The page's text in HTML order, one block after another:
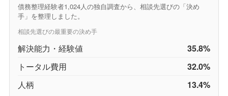
債務整理経験者1,024人の独自調査から、相談先選びの「決め
手」を整理しました。
相談先選びの最重要の決め手
解決能力・経験値 35.8%
トータル費用 32.0%
人柄 13.4%